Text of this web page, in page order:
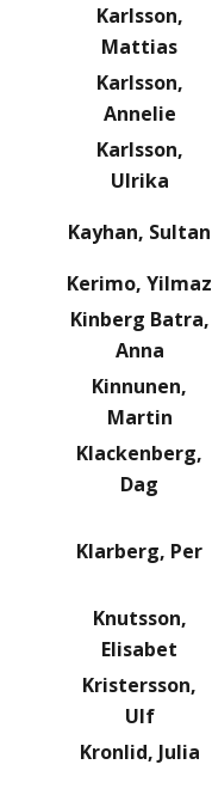
Karlsson,
Mattias
Karlsson,
Annelie
Karlsson,
Ulrika
Kayhan, Sultan
Kerimo, Yilmaz
Kinberg Batra,
Anna
Kinnunen,
Martin
Klackenberg,
Dag
Klarberg, Per
Knutsson,
Elisabet
Kristersson,
Ulf
Kronlid, Julia